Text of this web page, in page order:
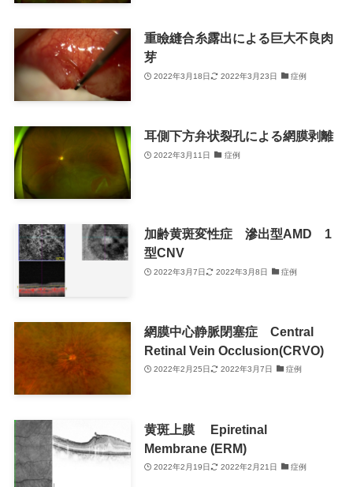
重瞼縫合糸露出による巨大不良肉
芽
2022年3月18日 2022年3月23日 症例
耳側下方弁状裂孔による網膜剥離
2022年3月11日 症例
加齢黄斑変性症 滲出型AMD 1
型CNV
2022年3月7日 2022年3月8日 症例
網膜中心静脈閉塞症 Central
Retinal Vein Occlusion(CRVO)
2022年2月25日 2022年3月7日 症例
黄斑上膜 Epiretinal
Membrane (ERM)
2022年2月19日 2022年2月21日 症例